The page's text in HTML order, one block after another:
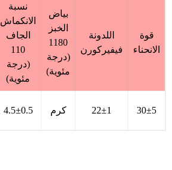
قوة
الانحناء
اللدونة
فيفيركورن
بياض
الخبز
1180
(درجة
مئوية)
نسبة
الانكماش
الجاف
110
(درجة
مئوية)
30±5
22±1 کرم 4.5±0.5